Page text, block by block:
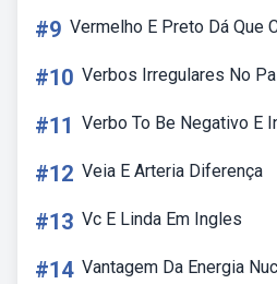
#9 Vermelho E Preto Dá Que
#10 Verbos Irregulares No
#11 Verbo To Be Negativo E
#12 Veia E Arteria Diferença
#13 Vc E Linda Em Ingles
#14 Vantagem Da Energia